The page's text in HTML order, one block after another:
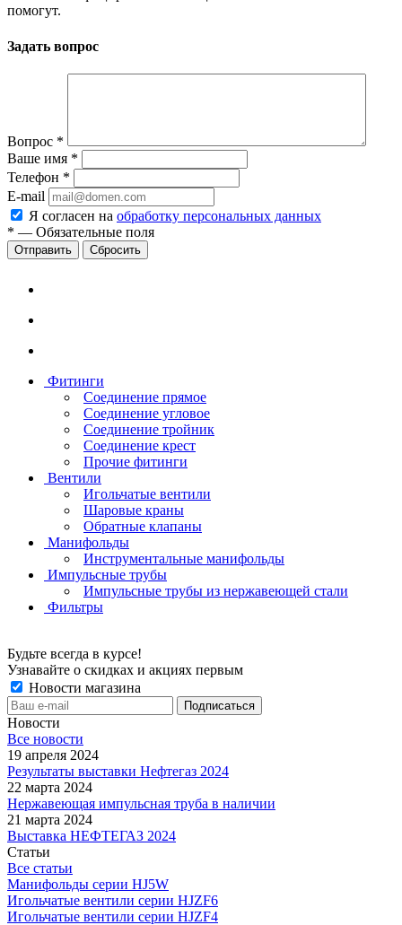
помогут.
Задать вопрос
Вопрос *
Ваше имя *
Телефон *
E-mail
Я согласен на обработку персональных данных
* — Обязательные поля
Сбросить
Фитинги
Соединение прямое
Соединение угловое
Соединение тройник
Соединение крест
Прочие фитинги
Вентили
Игольчатые вентили
Шаровые краны
Обратные клапаны
Манифольды
Инструментальные манифольды
Импульсные трубы
Импульсные трубы из нержавеющей стали
Фильтры
Будьте всегда в курсе!
Узнавайте о скидках и акциях первым
Новости магазина
Новости
Все новости
19 апреля 2024
Результаты выставки Нефтегаз 2024
22 марта 2024
Нержавеющая импульсная труба в наличии
21 марта 2024
Выставка НЕФТЕГАЗ 2024
Статьи
Все статьи
Манифольды серии HJ5W
Игольчатые вентили серии HJZF6
Игольчатые вентили серии HJZF4